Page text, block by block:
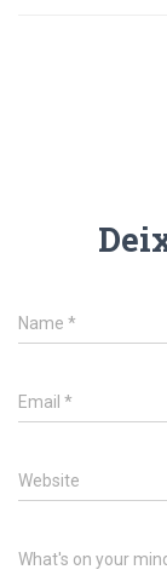
Name *
Email *
Website
What's on your